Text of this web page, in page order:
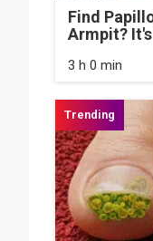
Find
Armpit?
3 h 0 min